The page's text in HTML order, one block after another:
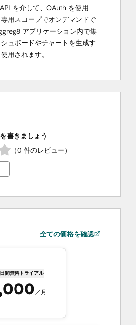
を介して、OAuth を使用
用スコープでオンデマンドで
アプリケーション内で集
ュボードやチャートを生成す
用されます。
書きましょう
（0 件のレビュー）
全ての価格を確認
間無料トライアル
／月